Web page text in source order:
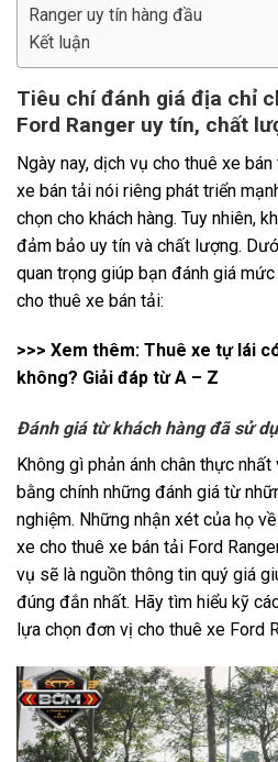
Ranger uy tín hàng đầu
Kết luận
Tiêu chí đánh giá địa chỉ
Ford Ranger uy tín, chất
Ngày nay, dịch vụ cho thuê xe
xe bán tải nói riêng phát triển
chọn cho khách hàng. Tuy nhiên,
đảm bảo uy tín và chất lượng.
quan trọng giúp bạn đánh giá
cho thuê xe bán tải:
>>> Xem thêm: Thuê xe tự lái
không? Giải đáp từ A – Z
Đánh giá từ khách hàng đã sử
Không gì phản ánh chân thực
bằng chính những đánh giá từ
nghiệm. Những nhận xét của họ
xe cho thuê xe bán tải Ford
vụ sẽ là nguồn thông tin quý giá
đúng đắn nhất. Hãy tìm hiểu kỹ
lựa chọn đơn vị cho thuê xe Ford